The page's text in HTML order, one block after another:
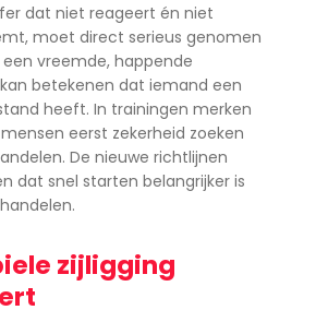
dat niet reageert én niet
moet direct serieus genomen
een vreemde, happende
betekenen dat iemand een
heeft. In trainingen merken
eerst zekerheid zoeken
De nieuwe richtlijnen
dat snel starten belangrijker is
zijligging